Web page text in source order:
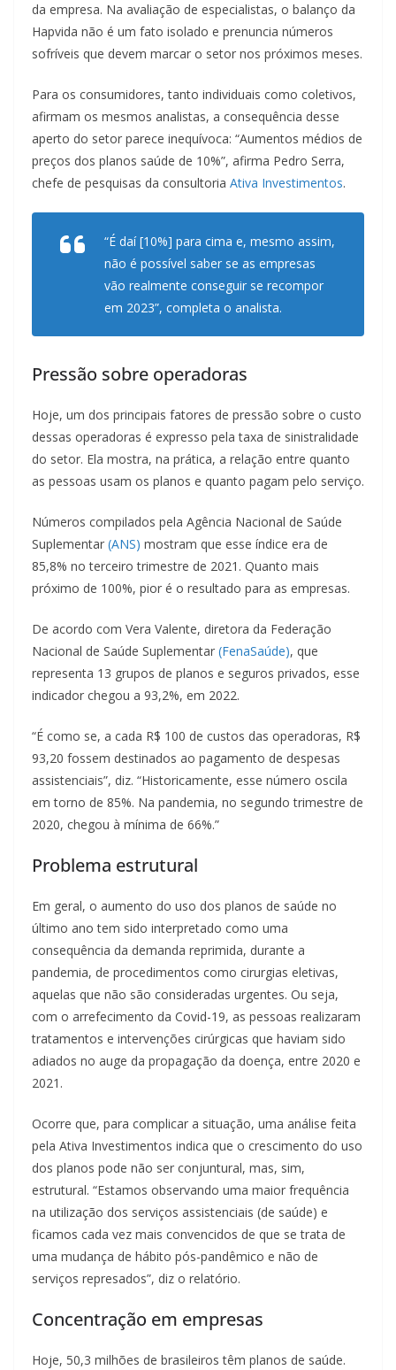
da empresa. Na avaliação de especialistas, o balanço da
Hapvida não é um fato isolado e prenuncia números
sofríveis que devem marcar o setor nos próximos meses.
Para os consumidores, tanto individuais como coletivos,
afirmam os mesmos analistas, a consequência desse
aperto do setor parece inequívoca: “Aumentos médios de
preços dos planos saúde de 10%”, afirma Pedro Serra,
chefe de pesquisas da consultoria Ativa Investimentos.
“É daí [10%] para cima e, mesmo assim,
não é possível saber se as empresas
vão realmente conseguir se recompor
em 2023”, completa o analista.
Pressão sobre operadoras
Hoje, um dos principais fatores de pressão sobre o custo
dessas operadoras é expresso pela taxa de sinistralidade
do setor. Ela mostra, na prática, a relação entre quanto
as pessoas usam os planos e quanto pagam pelo serviço.
Números compilados pela Agência Nacional de Saúde
Suplementar (ANS) mostram que esse índice era de
85,8% no terceiro trimestre de 2021. Quanto mais
próximo de 100%, pior é o resultado para as empresas.
De acordo com Vera Valente, diretora da Federação
Nacional de Saúde Suplementar (FenaSaúde), que
representa 13 grupos de planos e seguros privados, esse
indicador chegou a 93,2%, em 2022.
“É como se, a cada R$ 100 de custos das operadoras, R$
93,20 fossem destinados ao pagamento de despesas
assistenciais”, diz. “Historicamente, esse número oscila
em torno de 85%. Na pandemia, no segundo trimestre de
2020, chegou à mínima de 66%.”
Problema estrutural
Em geral, o aumento do uso dos planos de saúde no
último ano tem sido interpretado como uma
consequência da demanda reprimida, durante a
pandemia, de procedimentos como cirurgias eletivas,
aquelas que não são consideradas urgentes. Ou seja,
com o arrefecimento da Covid-19, as pessoas realizaram
tratamentos e intervenções cirúrgicas que haviam sido
adiados no auge da propagação da doença, entre 2020 e
2021.
Ocorre que, para complicar a situação, uma análise feita
pela Ativa Investimentos indica que o crescimento do uso
dos planos pode não ser conjuntural, mas, sim,
estrutural. “Estamos observando uma maior frequência
na utilização dos serviços assistenciais (de saúde) e
ficamos cada vez mais convencidos de que se trata de
uma mudança de hábito pós-pandêmico e não de
serviços represados”, diz o relatório.
Concentração em empresas
Hoje, 50,3 milhões de brasileiros têm planos de saúde.